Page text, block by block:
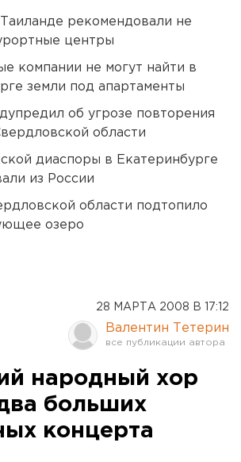
Таиланде рекомендовали не
центры
компании не могут найти в
земли под апартаменты
об угрозе повторения
области
диаспоры в Екатеринбурге
из России
области подтопило
озеро
28 МАРТА 2008 В 17:12
Валентин Тетерин
народный хор
больших
концерта